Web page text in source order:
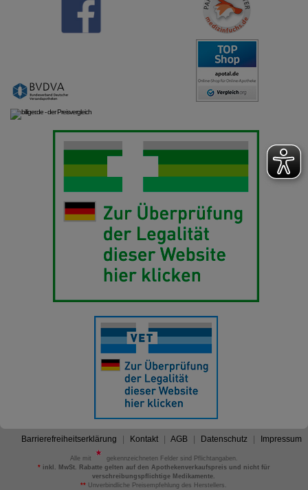
Barrierefreiheitserklärung Kontakt AGB Datenschutz Impressum
Alle mit
gekennzeichneten Felder sind Pflichtangaben.
*inkl. MwSt. Rabatte gelten auf den Apothekenverkaufspreis und nicht für
verschreibungspflichtige Medikamente.
** Unverbindliche Preisempfehlung des Herstellers.